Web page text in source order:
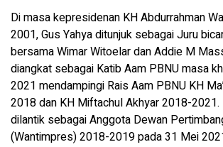
Di masa kepresidenan KH Abdurrahman
2001, Gus Yahya ditunjuk sebagai Juru
bersama Wimar Witoelar dan Addie M
diangkat sebagai Katib Aam PBNU masa
2021 mendampingi Rais Aam PBNU KH
2018 dan KH Miftachul Akhyar 2018-2021.
dilantik sebagai Anggota Dewan
(Wantimpres) 2018-2019 pada 31 Mei